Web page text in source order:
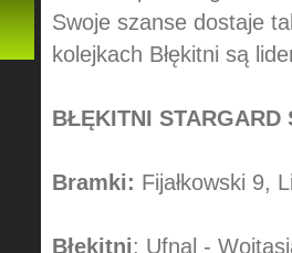
Swoje szanse dostaje
kolejkach Błękitni są
BŁĘKITNI STARGARD
Bramki: Fijałkowski 9,
Błękitni: Ufnal -